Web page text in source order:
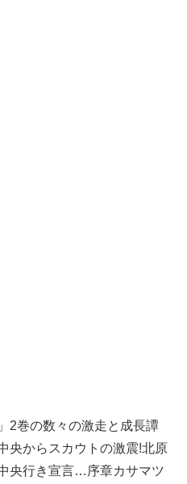
2巻の数々の激走と成長譚
央からスカウトの激震!北原
央行き宣言…序章カサマツ